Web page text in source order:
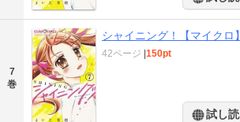
7
巻
シャイニング！【マイクロ
42ページ |150pt
試し